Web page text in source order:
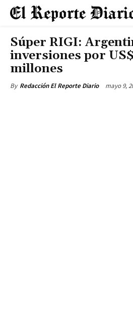
Súper RIGI:
inversiones por
millones
By Redacción El Reporte Diario mayo 9,